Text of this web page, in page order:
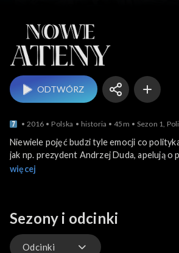
ODTWÓRZ
2016 Polska historia 45m Sezon 1,
Niewiele pojęć budzi tyle emocji co
jak np. prezydent Andrzej Duda, apelują o
ofensywnej polityki historycznej, inni np.
do czerwoności? Debatują m.in. Robert
Semka.
więcej
Sezony i odcinki
Odcinki